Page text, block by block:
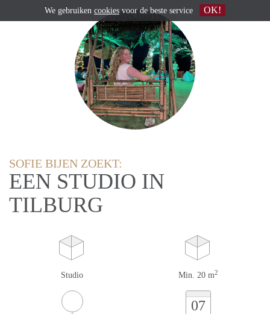
SOFIE BIJEN ZOEKT:
EEN STUDIO IN
TILBURG
Studio Min. 20 m2
07
We gebruiken cookiesvoor de beste service OK!